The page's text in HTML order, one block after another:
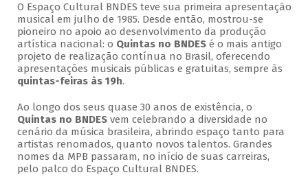
O Espaço Cultural BNDES teve sua primeira apresentação
musical em julho de 1985. Desde então, mostrou-se
pioneiro no apoio ao desenvolvimento da produção
artística nacional: o Quintas no BNDESé o mais antigo
projeto de realização contínua no Brasil, oferecendo
apresentações musicais públicas e gratuitas, sempre às
quintas-feiras às 19h.
Ao longo dos seus quase 30 anos de existência, o
Quintas no BNDESvem celebrando a diversidade no
cenário da música brasileira, abrindo espaço tanto para
artistas renomados, quanto novos talentos. Grandes
nomes da MPB passaram, no início de suas carreiras,
pelo palco do Espaço Cultural BNDES.